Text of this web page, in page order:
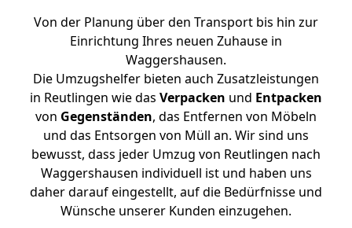
Von der Planung über den Transport bis hin zur
Einrichtung Ihres neuen Zuhause in
Waggershausen.
Die Umzugshelfer bieten auch Zusatzleistungen
in Reutlingen wie das Verpacken und Entpacken
von Gegenständen, das Entfernen von Möbeln
und das Entsorgen von Müll an. Wir sind uns
bewusst, dass jeder Umzug von Reutlingen nach
Waggershausen individuell ist und haben uns
daher darauf eingestellt, auf die Bedürfnisse und
Wünsche unserer Kunden einzugehen.